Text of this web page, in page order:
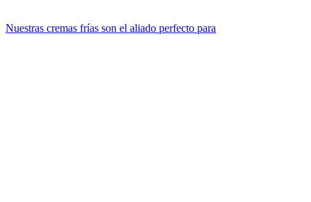
Nuestras cremas frías son el aliado perfecto para